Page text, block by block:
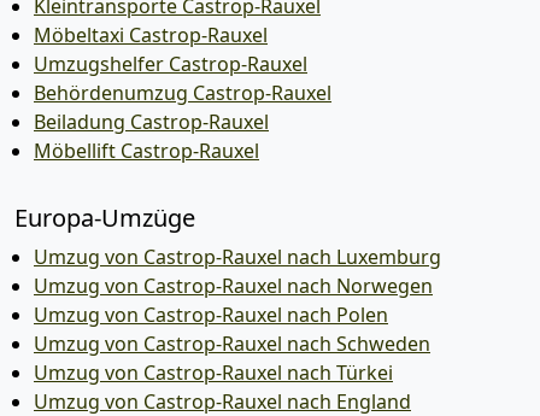
Kleintransporte Castrop-Rauxel
Möbeltaxi Castrop-Rauxel
Umzugshelfer Castrop-Rauxel
Behördenumzug Castrop-Rauxel
Beiladung Castrop-Rauxel
Möbellift Castrop-Rauxel
Europa-Umzüge
Umzug von Castrop-Rauxel nach Luxemburg
Umzug von Castrop-Rauxel nach Norwegen
Umzug von Castrop-Rauxel nach Polen
Umzug von Castrop-Rauxel nach Schweden
Umzug von Castrop-Rauxel nach Türkei
Umzug von Castrop-Rauxel nach England